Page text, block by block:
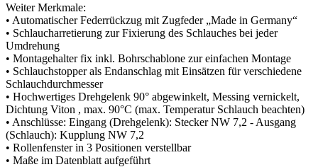
Weiter Merkmale:
• Automatischer Federrückzug mit Zugfeder „Made in Germany“
• Schlaucharretierung zur Fixierung des Schlauches bei jeder
Umdrehung
• Montagehalter fix inkl. Bohrschablone zur einfachen Montage
• Schlauchstopper als Endanschlag mit Einsätzen für verschiedene
Schlauchdurchmesser
• Hochwertiges Drehgelenk 90° abgewinkelt, Messing vernickelt,
Dichtung Viton , max. 90°C (max. Temperatur Schlauch beachten)
• Anschlüsse: Eingang (Drehgelenk): Stecker NW 7,2 - Ausgang
(Schlauch): Kupplung NW 7,2
• Rollenfenster in 3 Positionen verstellbar
• Maße im Datenblatt aufgeführt